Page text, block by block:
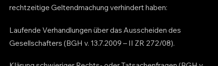
rechtzeitige Geltendmachung verhindert haben:
Laufende Verhandlungen über das Ausscheiden des
Gesellschafters (BGH v. 13.7.2009 – II ZR 272/08).